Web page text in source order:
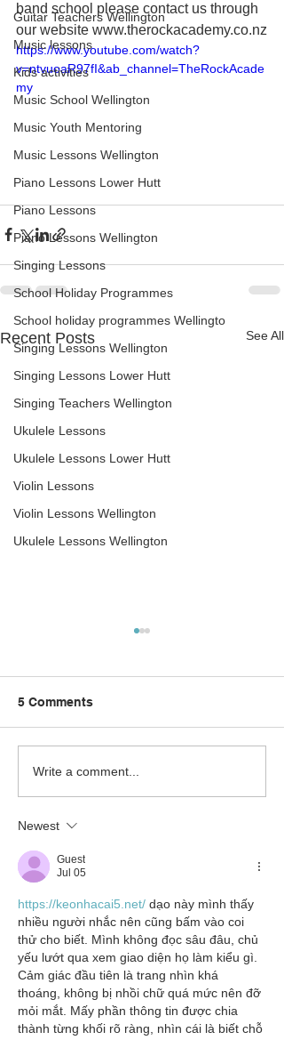
Guitar Teachers Wellington
Music lessons
Kids activities
Music School Wellington
Music Youth Mentoring
Music Lessons Wellington
Piano Lessons Lower Hutt
Piano Lessons
Piano Lessons Wellington
Singing Lessons
School Holiday Programmes
School holiday programmes Wellingto
Singing Lessons Wellington
Singing Lessons Lower Hutt
Singing Teachers Wellington
Ukulele Lessons
Ukulele Lessons Lower Hutt
Violin Lessons
Violin Lessons Wellington
Ukulele Lessons Wellington
band school please contact us through
our website www.therockacademy.co.nz
https://www.youtube.com/watch?
v=ntvuoaR97fI&ab_channel=TheRockAcade
my
Recent Posts See All
Captain Hurricane
Rocks with The Rock
5 Comments
Write a comment...
Newest
Guest
Jul 05
https://keonhacai5.net/ dạo này mình thấy
nhiều người nhắc nên cũng bấm vào coi
thử cho biết. Mình không đọc sâu đâu, chủ
yếu lướt qua xem giao diện họ làm kiểu gì.
Cảm giác đầu tiên là trang nhìn khá
thoáng, không bị nhồi chữ quá mức nên đỡ
mỏi mắt. Mấy phần thông tin được chia
thành từng khối rõ ràng, nhìn cái là biết chỗ